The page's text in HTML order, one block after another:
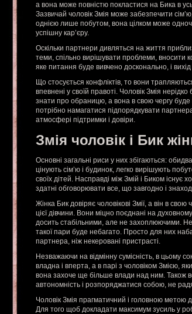
а вона може повністю покластися на Бика в
Зазвичай чоловік Змія може забезпечити
однією лише побутом, вона цілком може
успішну кар’єру.
Оскільки партнери дивляться на життя
теми, спільно вирішувати проблеми, вносити
яке питання буде вивчено досконально, і
Що стосується конфліктів, то вони
впевнені у своїй правоті. Чоловік Змія
знати про обраницю, а вона в свою чергу буде
потрібно намагатися підпорядкувати
атмосфері підтримки і довіри.
Змія чоловік і Бик
Основні загальні риси у них збігаються:
цінують сім’ю і будинок, легко вирішують
своїх дітей. Насправді між Змій і Биком існує
здатні обговорювати все, що завгодно і
Жінка Бик довіряє чоловікові Змії, а він в
цієї дівчини. Вони міцно поєднані на
досить стабільними, але не захоплюючими.
такої пари буде небагато. Просто для них
партнера, ніж некеровані пристрасті.
Незважаючи на відмінну сумісність, в цьому
владна і вперта, а в парі з чоловіком Змією,
вона захоче ще більше влади над ним. Також
автономність і розпоряджатися собою, не
Чоловік Змія прагматичний і головною метою
Для того щоб докладати максимум зусиль у